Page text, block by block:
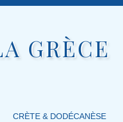
GRÈCE
CRÈTE & DODÉCANÈSE